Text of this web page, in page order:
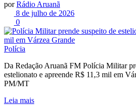
por Rádio Aruanã
8 de julho de 2026
0
Polícia
Da Redação Aruanã FM Polícia Militar
estelionato e apreende R$ 11,3 mil em
PM/MT
Leia mais